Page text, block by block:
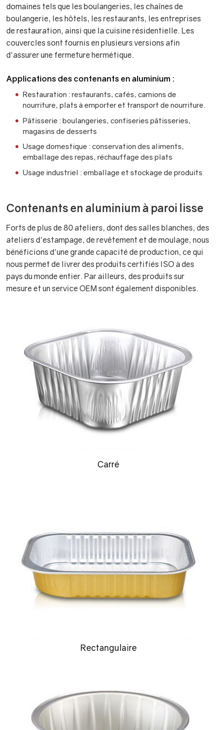
domaines tels que les boulangeries, les chaînes de
boulangerie, les hôtels, les restaurants, les entreprises
de restauration, ainsi que la cuisine résidentielle. Les
couvercles sont fournis en plusieurs versions afin
d'assurer une fermeture hermétique.
Applications des contenants en aluminium :
Restauration : restaurants, cafés, camions de
nourriture, plats à emporter et transport de nourriture.
Pâtisserie : boulangeries, confiseries pâtisseries,
magasins de desserts
Usage domestique : conservation des aliments,
emballage des repas, réchauffage des plats
Usage industriel : emballage et stockage de produits
Contenants en aluminium à paroi lisse
Forts de plus de 80 ateliers, dont des salles blanches, des
ateliers d'estampage, de revêtement et de moulage, nous
bénéficions d'une grande capacité de production, ce qui
nous permet de livrer des produits certifiés ISO à des
pays du monde entier. Par ailleurs, des produits sur
mesure et un service OEM sont également disponibles.
Carré
Rectangulaire